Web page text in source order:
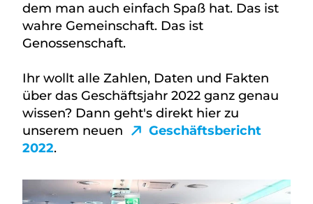
dem man auch einfach Spaß hat. Das ist
wahre Gemeinschaft. Das ist
Genossenschaft.
Ihr wollt alle Zahlen, Daten und Fakten
über das Geschäftsjahr 2022 ganz genau
wissen? Dann geht's direkt hier zu
unserem neuen
Geschäftsbericht
2022.